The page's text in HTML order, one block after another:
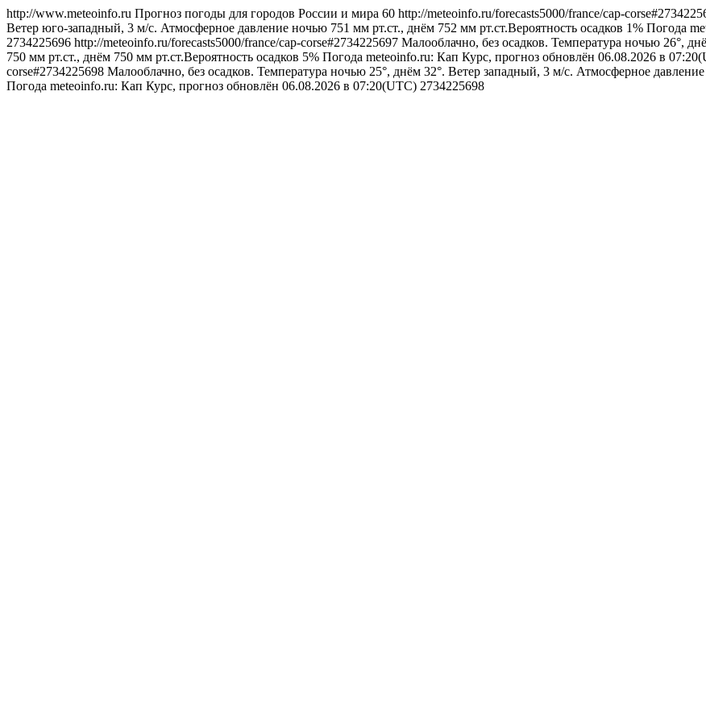
http://www.meteoinfo.ru Прогноз погоды для городов России и мира 60 http://meteoinfo.ru/forecasts5000/france/cap-
Ветер юго-западный, 3 м/с. Атмосферное давление ночью 751 мм рт.ст., днём 752 мм рт.ст.Вероятность осадков 1% Погода
2734225696 http://meteoinfo.ru/forecasts5000/france/cap-corse#2734225697 Малооблачно, без осадков. Температура ночью 26°,
750 мм рт.ст., днём 750 мм рт.ст.Вероятность осадков 5% Погода meteoinfo.ru: Кап Курс, прогноз обновлён 06.08.2026 в
corse#2734225698 Малооблачно, без осадков. Температура ночью 25°, днём 32°. Ветер западный, 3 м/с. Атмосферное
Погода meteoinfo.ru: Кап Курс, прогноз обновлён 06.08.2026 в 07:20(UTC) 2734225698